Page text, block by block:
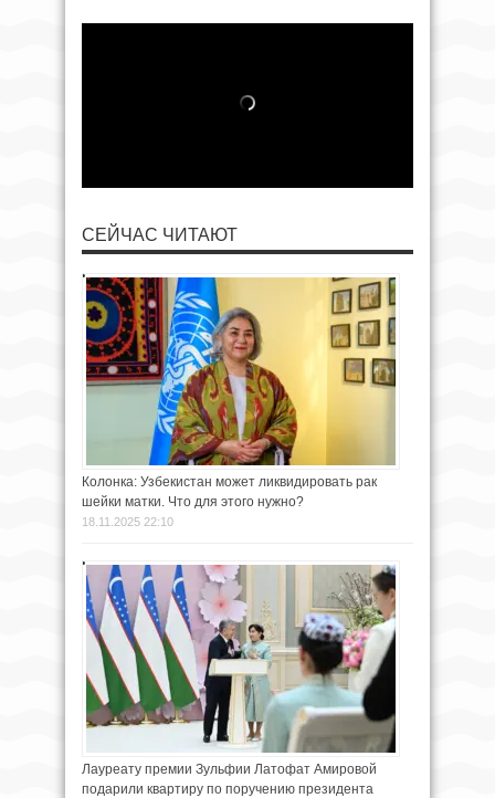
СЕЙЧАС ЧИТАЮТ
Колонка: Узбекистан может ликвидировать рак
шейки матки. Что для этого нужно?
18.11.2025 22:10
Лауреату премии Зульфии Латофат Амировой
подарили квартиру по поручению президента